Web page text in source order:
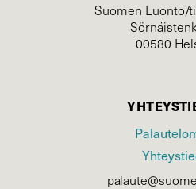
Suomen Luonto/
00580